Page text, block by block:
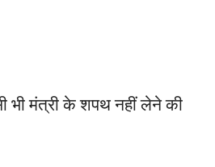
मंत्री के शपथ नहीं लेने की